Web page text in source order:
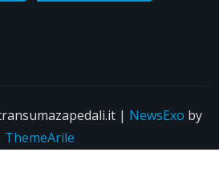
| NewsExo by
ThemeArile